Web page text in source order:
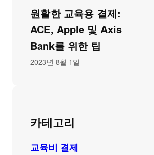
원활한 교육용 결제:
ACE, Apple 및 Axis
Bank를 위한 팁
2023년 8월 1일
카테고리
교육비 결제